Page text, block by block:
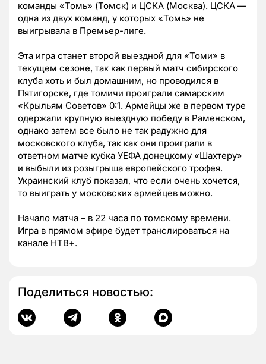
команды «Томь» (Томск) и ЦСКА (Москва). ЦСКА —
одна из двух команд, у которых «Томь» не
выигрывала в Премьер-лиге.
Эта игра станет второй выездной для «Томи» в
текущем сезоне, так как первый матч сибирского
клуба хоть и был домашним, но проводился в
Пятигорске, где томичи проиграли самарским
«Крыльям Советов» 0:1. Армейцы же в первом туре
одержали крупную выездную победу в Раменском,
однако затем все было не так радужно для
московского клуба, так как они проиграли в
ответном матче кубка УЕФА донецкому «Шахтеру»
и выбыли из розыгрыша европейского трофея.
Украинский клуб показал, что если очень хочется,
то выиграть у московских армейцев можно.
Начало матча – в 22 часа по томскому времени.
Игра в прямом эфире будет транслироваться на
канале НТВ+.
Поделиться новостью: